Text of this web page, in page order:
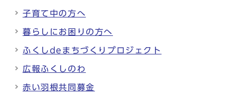
子育て中の方へ
暮らしにお困りの方へ
ふくしdeまちづくりプロジェクト
広報ふくしのわ
赤い羽根共同募金